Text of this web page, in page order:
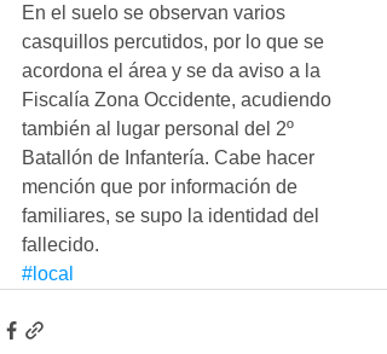
En el suelo se observan varios
casquillos percutidos, por lo que se
acordona el área y se da aviso a la
Fiscalía Zona Occidente, acudiendo
también al lugar personal del 2º
Batallón de Infantería. Cabe hacer
mención que por información de
familiares, se supo la identidad del
fallecido.
#local